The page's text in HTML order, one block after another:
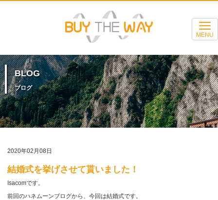
MENU
BLOG
ブログ
2020年02月08日
結婚式を挙げさせて貰いました！
Isacomです。
前回のハネムーンブログから、今回は結婚式です。